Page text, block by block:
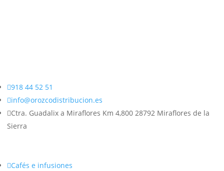
918 44 52 51
info@orozcodistribucion.es
Ctra. Guadalix a Miraflores Km 4,800 28792 Miraflores de la
Sierra
Cafés e infusiones